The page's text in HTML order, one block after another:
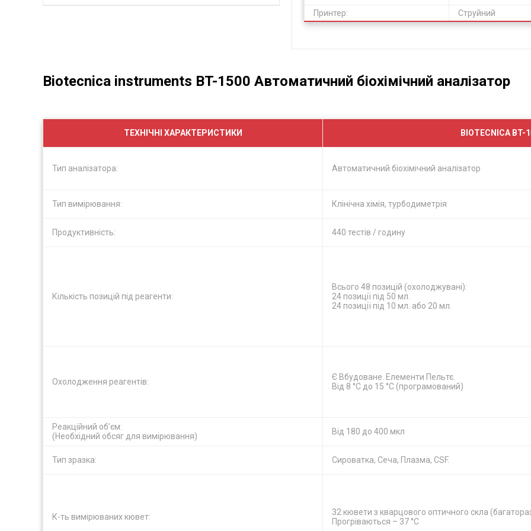
Принтер:
Струйний
Biotecnica instruments BT-1500 Автоматичний біохімічний аналізатор
ТЕХНІЧНІ ХАРАКТЕРИСТИКИ BIOTECNICA BT-
Тип аналізатора: Автоматичний біохімічний аналізатор
Тип вимірювання: Клінічна хімія, турбодиметрія
Продуктивність: 440 тестів / годину
Кількість позицій під реагенти:
Всього 48 позицій (охолоджувані):
24 позиції під 50 мл.
24 позиції під 10 мл. або 20 мл.
Охолодження реагентів:
Є Вбудоване. Елементи Пельтє.
Від 8 °C до 15 °C (програмований)
Реакційний об’єм:
(Необхідний обсяг для вимірювання)
Від 180 до 400 мкл
Тип зразка: Сироватка, Сеча, Плазма, CSF.
К-ть вимірюваних кювет:
32 кювети з кварцового оптичного скла
Прогріваються – 37 °C